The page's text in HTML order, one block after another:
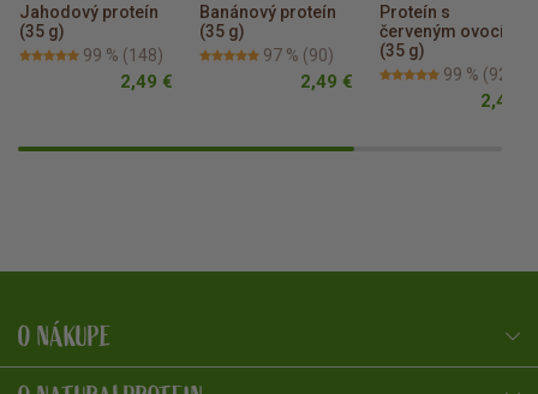
Jahodový proteín
(35 g)
99 % (148)
2,49 €
Banánový proteín
(35 g)
97 % (90)
2,49 €
Proteín s
červeným ovocím
(35 g)
99 % (92)
2,49 €
O NÁKUPE
NaturalProtein Poradca